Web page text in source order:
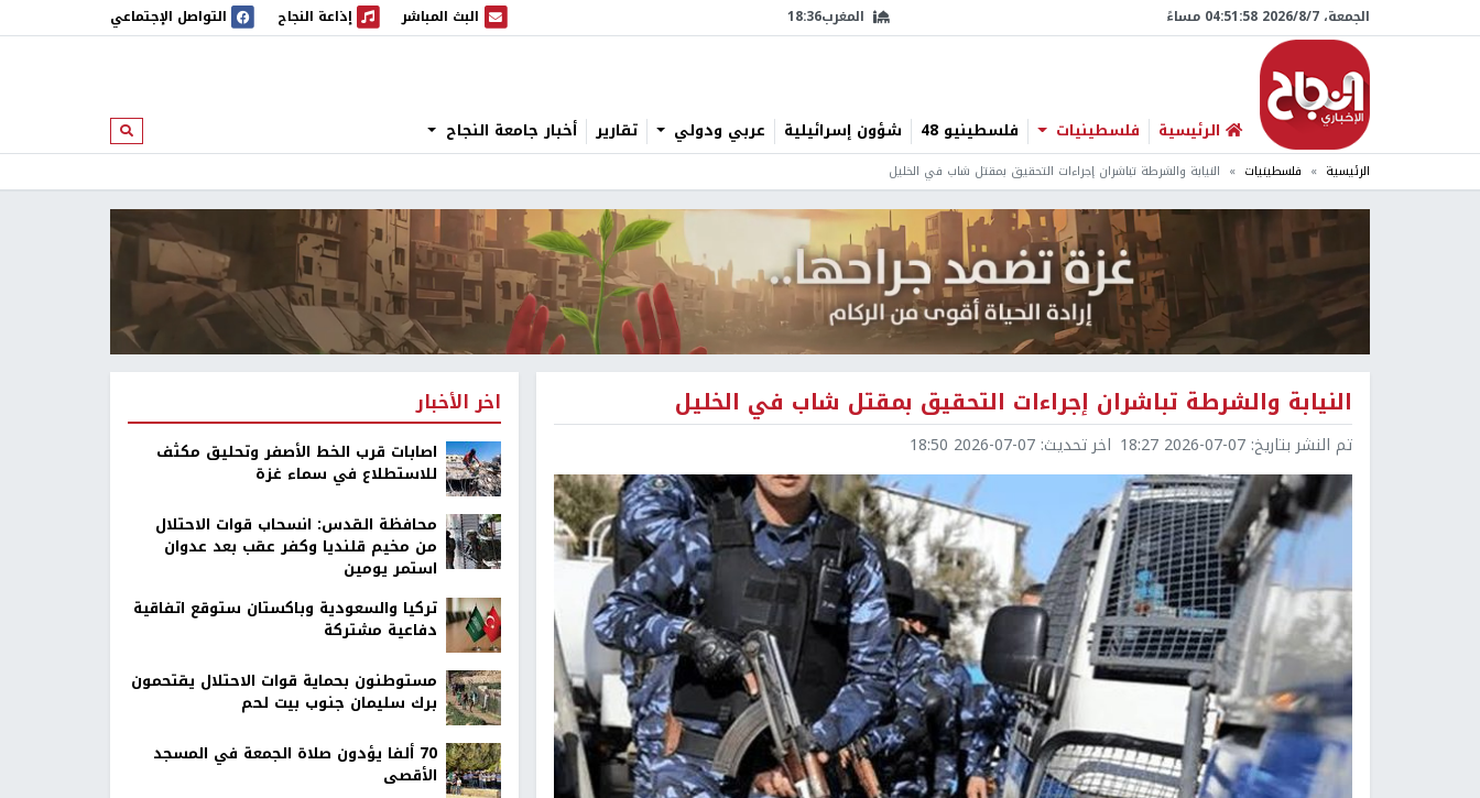
الجمعة، 7/‏8/‏2026 04:51:59 مساءً المغرب18:36 البث المباشر
البث المباشر إذاعة النجاح
إذاعة النجاح التواصل الإجتماعي
الرئيسية فلسطينيات فلسطينيو 48 شؤون إسرائيلية عربي ودولي تقارير أخبار جامعة النجاح ابحث
الرئيسية فلسطينيات النيابة والشرطة تباشران إجراءات التحقيق بمقتل شاب في الخليل
النيابة والشرطة تباشران إجراءات التحقيق بمقتل شاب في الخليل
تم النشر بتاريخ: 2026-07-07 18:27 اخر تحديث: 2026-07-07 18:50
اخر الأخبار
اصابات قرب الخط الأصفر وتحليق مكثف
للاستطلاع في سماء غزة
محافظة القدس: انسحاب قوات الاحتلال
من مخيم قلنديا وكفر عقب بعد عدوان
استمر يومين
تركيا والسعودية وباكستان ستوقع اتفاقية
دفاعية مشتركة
مستوطنون بحماية قوات الاحتلال يقتحمون
برك سليمان جنوب بيت لحم
70 ألفا يؤدون صلاة الجمعة في المسجد
الأقصى